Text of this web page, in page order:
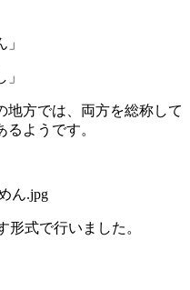
地方では、両方を総称して
るようです。
形式で行いました。